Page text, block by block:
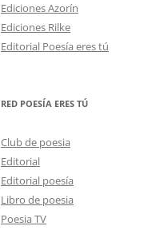
Ediciones Azorín
Ediciones Rilke
Editorial Poesía eres tú
RED POESÍA ERES TÚ
Club de poesia
Editorial
Editorial poesía
Libro de poesia
Poesia TV